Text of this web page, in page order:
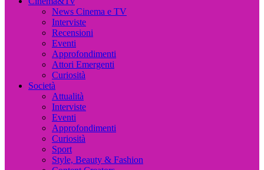
News Cinema e TV
Interviste
Recensioni
Eventi
Approfondimenti
Attori Emergenti
Curiosità
Società
Attualità
Interviste
Eventi
Approfondimenti
Curiosità
Sport
Style, Beauty & Fashion